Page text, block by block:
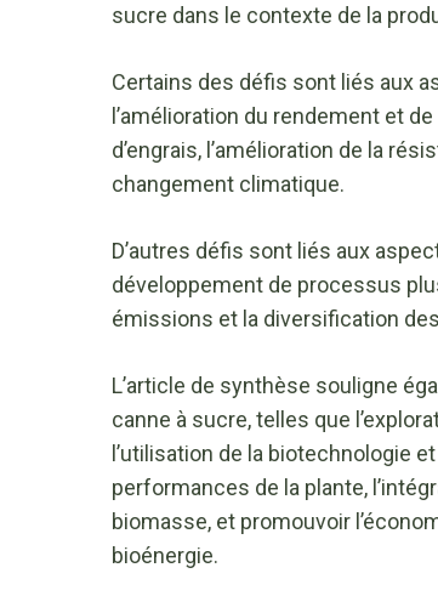
sucre dans le contexte de la
Certains des défis sont liés aux
l’amélioration du rendement et
d’engrais, l’amélioration de la
changement climatique.
D’autres défis sont liés aux
développement de processus
émissions et la diversification
L’article de synthèse souligne
canne à sucre, telles que
l’utilisation de la biotechnologie
performances de la plante,
biomasse, et promouvoir
bioénergie.